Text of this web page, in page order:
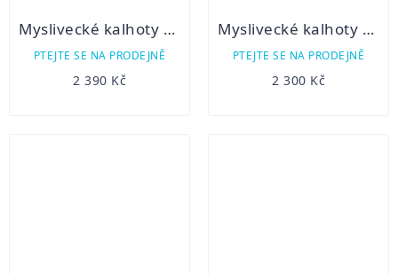
Myslivecké kalhoty DOVER
PTEJTE SE NA PRODEJNĚ
2 390 Kč
Myslivecké kalhoty C.I.T. kombi
PTEJTE SE NA PRODEJNĚ
2 300 Kč